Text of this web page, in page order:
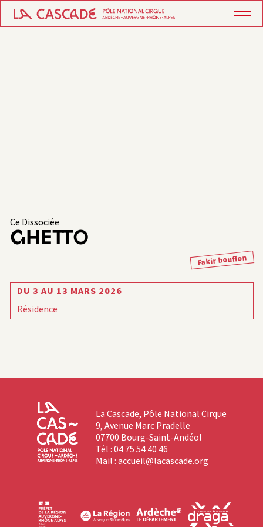
Ce Dissociée
GHETTO
Fakir bouffon
DU 3 AU 13 MARS 2026
Résidence
La Cascade, Pôle National Cirque
9, Avenue Marc Pradelle
07700 Bourg-Saint-Andéol
Tél : 04 75 54 40 46
Mail :accueil@lacascade.org